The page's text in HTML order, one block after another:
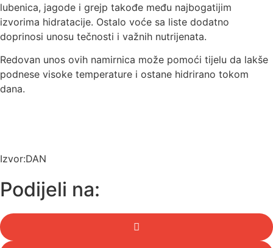
lubenica, jagode i grejp takođe među najbogatijim
izvorima hidratacije. Ostalo voće sa liste dodatno
doprinosi unosu tečnosti i važnih nutrijenata.
Redovan unos ovih namirnica može pomoći tijelu da lakše
podnese visoke temperature i ostane hidrirano tokom
dana.
Izvor:DAN
Podijeli na: